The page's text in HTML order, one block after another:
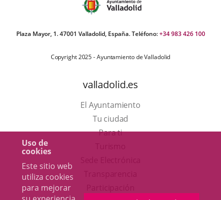
Uso de
cookies
Este sitio web
utiliza cookies
para mejorar
Plaza Mayor, 1. 47001 Valladolid, España. Teléfono:+34 983 426 100
Copyright 2025 - Ayuntamiento de Valladolid
valladolid.es
El Ayuntamiento
Tu ciudad
Para ti